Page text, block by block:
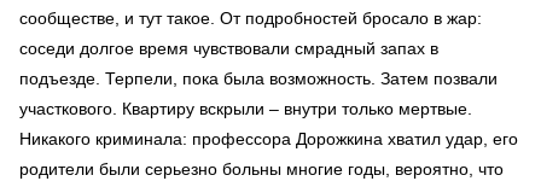
сообществе, и тут такое. От подробностей бросало в жар:
соседи долгое время чувствовали смрадный запах в
подъезде. Терпели, пока была возможность. Затем позвали
участкового. Квартиру вскрыли – внутри только мертвые.
Никакого криминала: профессора Дорожкина хватил удар, его
родители были серьезно больны многие годы, вероятно, что